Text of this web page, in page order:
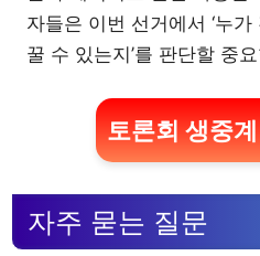
자들은 이번 선거에서 ‘누
꿀 수 있는지’를 판단할 중
토론회 생중
자주 묻는 질문